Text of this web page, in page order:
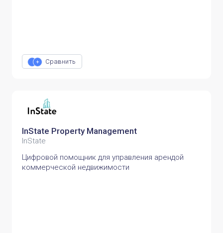
Сравнить
InState Property Management
InState
Цифровой помощник для управления арендой
коммерческой недвижимости